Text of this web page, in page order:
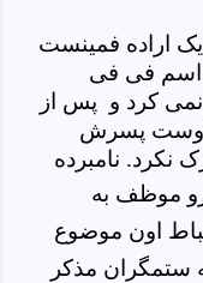
یک اراده فمینست
اسم فی فی
نمی کرد و پس از
دوست پسرش
نکرد. نامبرده
موظف به
اون موضوع
ستمگران مذکر